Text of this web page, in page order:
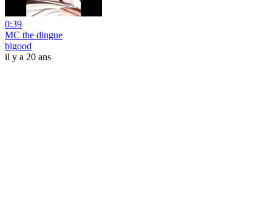
0:39
MC the dingue
bigood
il y a 20 ans